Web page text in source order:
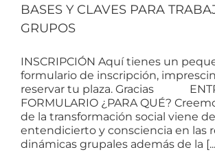
BASES Y CLAVES PARA
GRUPOS
INSCRIPCIÓN Aquí tienes un
formulario de inscripción,
reservar tu plaza. Gracias
FORMULARIO ¿PARA QUÉ?
de la transformación social viene
entendicierto y consciencia en las
dinámicas grupales además de la